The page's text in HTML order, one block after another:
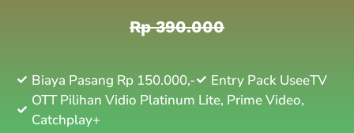
Rp 390.000
Biaya Pasang Rp 150.000,-
Entry Pack UseeTV
OTT Pilihan Vidio Platinum Lite, Prime Video,
Catchplay+